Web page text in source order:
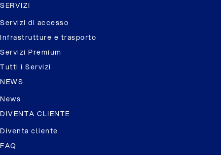
SERVIZI
Servizi di accesso
Infrastrutture e trasporto
Servizi Premium
Tutti i Servizi
NEWS
News
DIVENTA CLIENTE
Diventa cliente
FAQ